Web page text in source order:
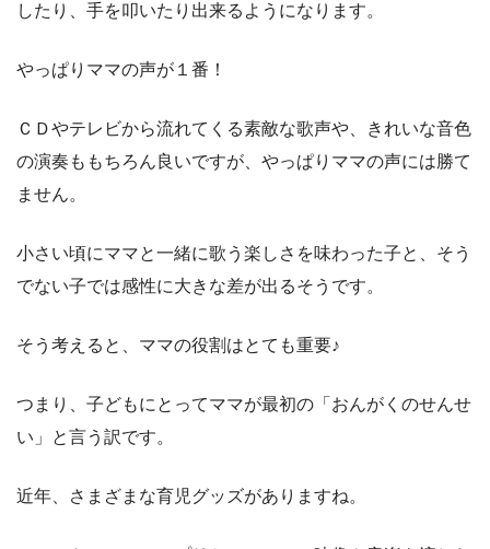
したり、手を叩いたり出来るようになります。
やっぱりママの声が１番！
ＣＤやテレビから流れてくる素敵な歌声や、きれいな音色
の演奏ももちろん良いですが、やっぱりママの声には勝て
ません。
小さい頃にママと一緒に歌う楽しさを味わった子と、そう
でない子では感性に大きな差が出るそうです。
そう考えると、ママの役割はとても重要♪
つまり、子どもにとってママが最初の「おんがくのせんせ
い」と言う訳です。
近年、さまざまな育児グッズがありますね。